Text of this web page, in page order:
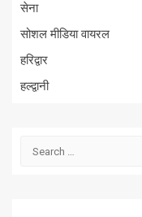
सेना
सोशल मीडिया वायरल
हरिद्वार
हल्द्वानी
Search